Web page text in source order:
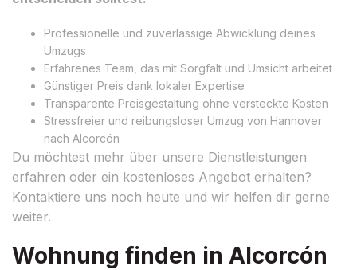
Professionelle und zuverlässige Abwicklung deines
Umzugs
Erfahrenes Team, das mit Sorgfalt und Umsicht arbeitet
Günstiger Preis dank lokaler Expertise
Transparente Preisgestaltung ohne versteckte Kosten
Stressfreier und reibungsloser Umzug von Hannover
nach Alcorcón
Du möchtest mehr über unsere Dienstleistungen
erfahren oder ein kostenloses Angebot erhalten?
Kontaktiere uns noch heute und wir helfen dir gerne
weiter.
Wohnung finden in Alcorcón